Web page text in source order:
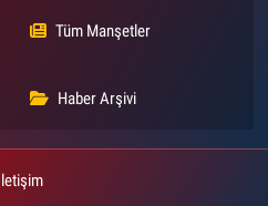
Tüm Manşetler
Haber Arşivi